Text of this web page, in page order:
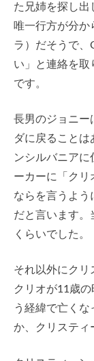
た兄姉を探し出
唯一行方が分か
ラ）だそうで、
い」と連絡を取
です。
長男のジョニー
ダに戻ること
ンシルバニアに
ーカーに「クリ
ならを言うよう
だと言います。
くらいでした。
それ以外にクリ
クリオが11歳
う経緯で亡く
か、クリスティ